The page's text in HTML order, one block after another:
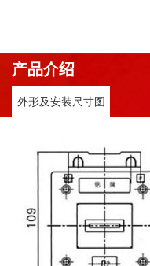
产品介绍
外形及安装尺寸图